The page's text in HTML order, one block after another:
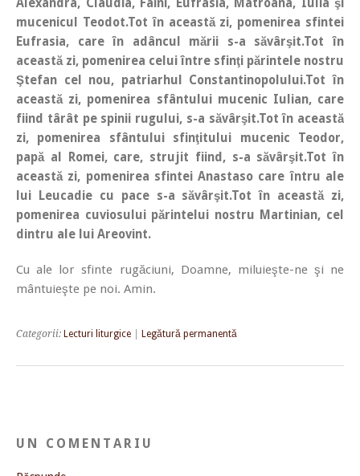
Alexandra, Claudia, Faini, Eufrasia, Matroana, Iulia şi
mucenicul Teodot.Tot în această zi, pomenirea sfintei
Eufrasia, care în adâncul mării s-a săvârşit.Tot în
această zi, pomenirea celui între sfinţi părintele nostru
Ştefan cel nou, patriarhul Constantinopolului.Tot în
această zi, pomenirea sfântului mucenic Iulian, care
fiind târât pe spinii rugului, s-a săvârşit.Tot în această
zi, pomenirea sfântului sfinţitului mucenic Teodor,
papă al Romei, care, strujit fiind, s-a săvârşit.Tot în
această zi, pomenirea sfintei Anastaso care întru ale
lui Leucadie cu pace s-a săvârşit.Tot în această zi,
pomenirea cuviosului părintelui nostru Martinian, cel
dintru ale lui Areovint.
Cu ale lor sfinte rugăciuni, Doamne, miluieşte-ne şi ne
mântuieşte pe noi. Amin.
Categorii: Lecturi liturgice Legătură permanentă
UN COMENTARIU